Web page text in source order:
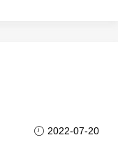
2022-07-20